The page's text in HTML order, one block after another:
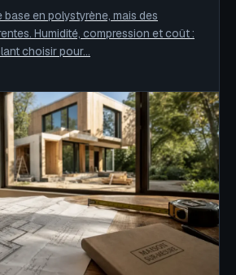
base en polystyrène, mais des
Humidité, compression et coût :
choisir pour…